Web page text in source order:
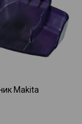
Makita